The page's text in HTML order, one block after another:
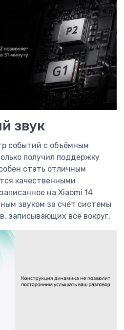
звук
событий с объёмным
получил поддержку
стать отличным
качественными
на Xiaomi 14
звуком за счёт системы
записывающих всё вокруг.